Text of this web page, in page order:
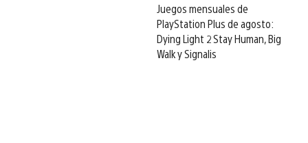
Juegos mensuales de
PlayStation Plus de agosto:
Dying Light 2 Stay Human, Big
Walk y Signalis